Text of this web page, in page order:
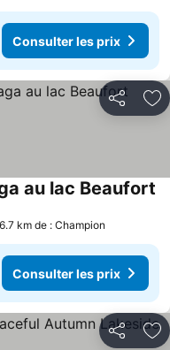
Consulter les prix
Partager
au lac Beaufort
km de : Champion
Consulter les prix
Partager